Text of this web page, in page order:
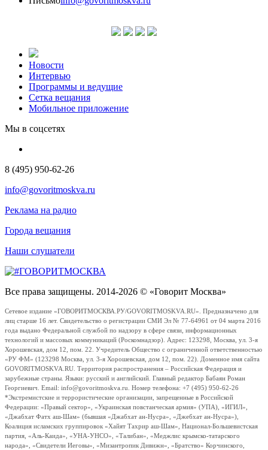
Новости
Интервью
Программы и ведущие
Сетка вещания
Мобильное приложение
Мы в соцсетях
8 (495) 950-62-26
info@govoritmoskva.ru
Реклама на радио
Города вещания
Наши слушатели
Все права защищены. 2014-2026 © «Говорит Москва»
Сетевое издание «ГОВОРИТМОСКВА.РУ/GOVORITMOSKVA.RU». Предназначено для
лиц старше 16 лет. Свидетельство о регистрации СМИ Эл № 77-64961 от 04 марта 2016
года выдано Федеральной службой по надзору в сфере связи, информационных
технологий и массовых коммуникаций (Роскомнадзор). Адрес: 123298, Москва, ул. 3-я
Хорошевская, дом 12, пом. 22. Учредитель Общество с ограниченной ответственностью
«РУ ФМ» (123298 Москва, ул. 3-я Хорошевская, дом 12, пом. 22). Доменное имя сайта
GOVORITMOSKVA.RU. Территория распространения – Российская Федерация и
зарубежные страны. Языки: русский и английский. Главный редактор Бабаян Роман
Георгиевич. Email: info@govoritmoskva.ru. Номер телефона: +7 (495) 950-62-26
*Экстремистские и террористические организации, запрещенные в Российской
Федерации: «Правый сектор», «Украинская повстанческая армия» (УПА), «ИГИЛ»,
«Джабхат Фатх аш-Шам» (бывшая «Джабхат ан-Нусра», «Джебхат ан-Нусра»),
Коалиция исламских группировок «Хайят Тахрир аш-Шам», Национал-Большевистская
партия, «Аль-Каида», «УНА-УНСО», «Талибан», «Меджлис крымско-татарского
народа», «Свидетели Иеговы», «Мизантропик Дивижн», «Братство» Корчинского,